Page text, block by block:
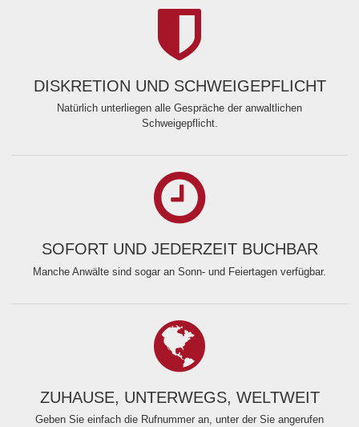
DISKRETION UND SCHWEIGEPFLICHT
Natürlich unterliegen alle Gespräche der anwaltlichen
Schweigepflicht.
SOFORT UND JEDERZEIT BUCHBAR
Manche Anwälte sind sogar an Sonn- und Feiertagen verfügbar.
ZUHAUSE, UNTERWEGS, WELTWEIT
Geben Sie einfach die Rufnummer an, unter der Sie angerufen